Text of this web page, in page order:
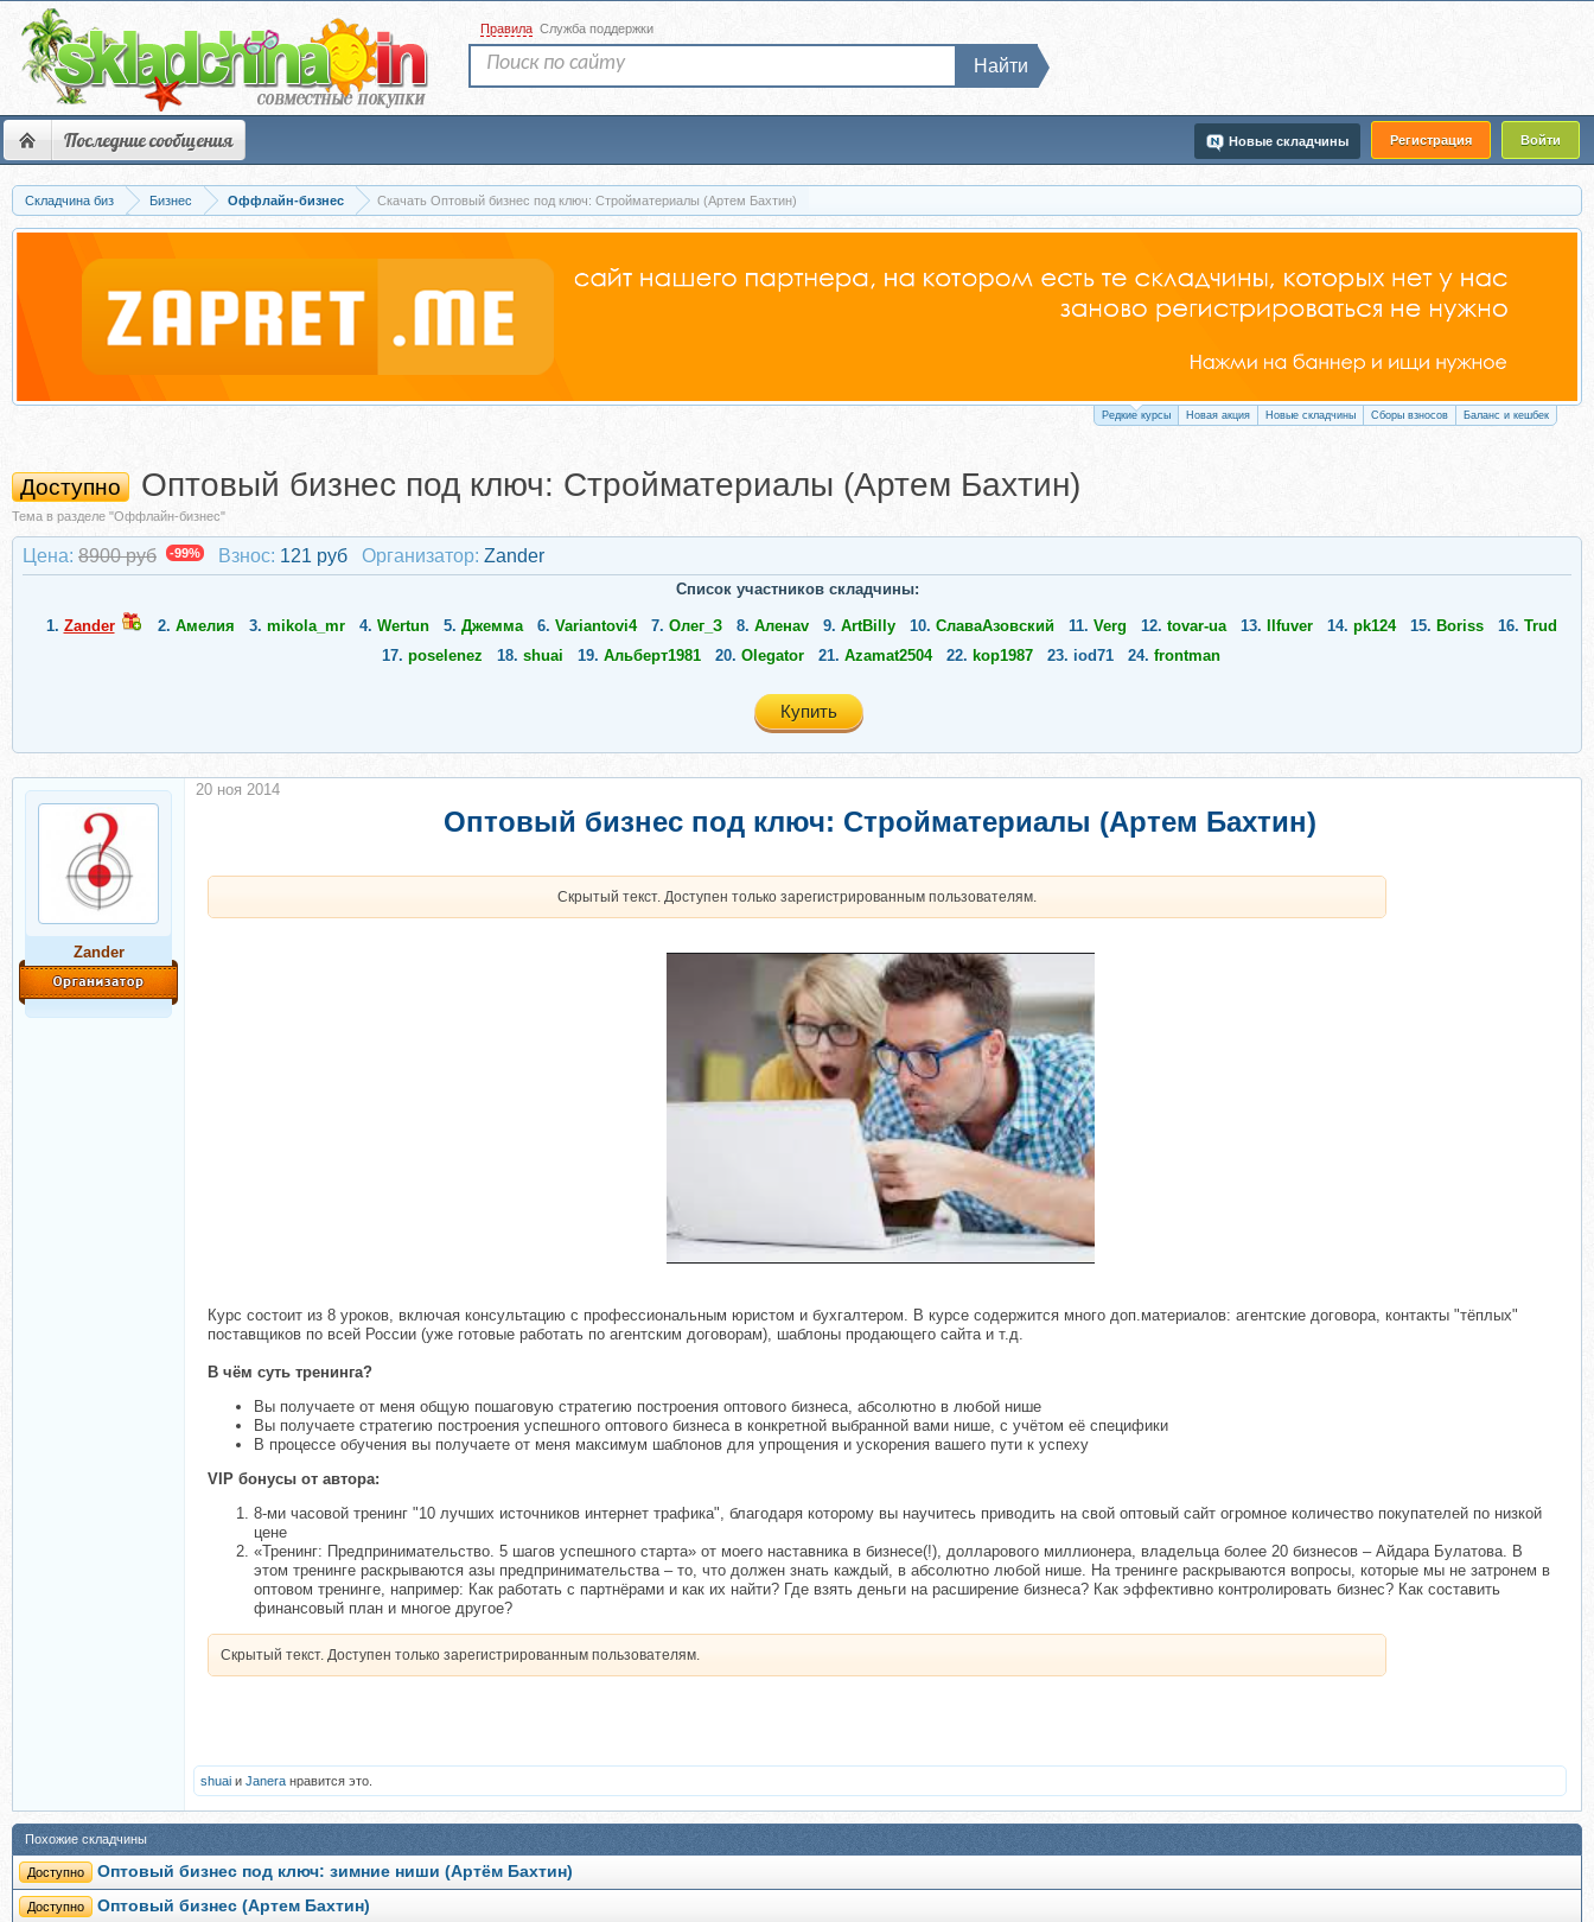
Последние сообщения Регистрация Войти
Новые складчины
Правила Служба поддержки
Найти
Складчина биз Бизнес Оффлайн-бизнес Скачать Оптовый бизнес под ключ: Стройматериалы (Артем Бахтин)
Редкие курсы Новая акция Новые складчины Сборы взносов Баланс и кешбек
Доступно Оптовый бизнес под ключ: Стройматериалы (Артем Бахтин)
Тема в разделе "Оффлайн-бизнес"
Цена: 8900 руб -99% Взнос: 121 руб Организатор: Zander
Список участников складчины:
1. Zander 2. Амелия 3. mikola_mr 4. Wertun 5. Джемма 6. Variantovi4 7. Олег_З 8. Аленаv 9. ArtBilly 10. СлаваАзовский 11. Verg 12. tovar-ua 13. Ilfuver 14. pk124 15. Boriss 16. Trud
17. poselenez 18. shuai 19. Альберт1981 20. Olegator 21. Azamat2504 22. kop1987 23. iod71 24. frontman
Купить
Zander
Оптовый бизнес под ключ: Стройматериалы (Артем Бахтин)
Скрытый текст. Доступен только зарегистрированным пользователям.
Курс состоит из 8 уроков, включая консультацию с профессиональным юристом и бухгалтером. В курсе содержится много доп.материалов: агентские договора, контакты "тёплых"
поставщиков по всей России (уже готовые работать по агентским договорам), шаблоны продающего сайта и т.д.
В чём суть тренинга?
Вы получаете от меня общую пошаговую стратегию построения оптового бизнеса, абсолютно в любой нише
Вы получаете стратегию построения успешного оптового бизнеса в конкретной выбранной вами нише, с учётом её специфики
В процессе обучения вы получаете от меня максимум шаблонов для упрощения и ускорения вашего пути к успеху
VIP бонусы от автора:
8-ми часовой тренинг "10 лучших источников интернет трафика", благодаря которому вы научитесь приводить на свой оптовый сайт огромное количество покупателей по низкой
цене
«Тренинг: Предпринимательство. 5 шагов успешного старта» от моего наставника в бизнесе(!), долларового миллионера, владельца более 20 бизнесов – Айдара Булатова. В
этом тренинге раскрываются азы предпринимательства – то, что должен знать каждый, в абсолютно любой нише. На тренинге раскрываются вопросы, которые мы не затронем в
оптовом тренинге, например: Как работать с партнёрами и как их найти? Где взять деньги на расширение бизнеса? Как эффективно контролировать бизнес? Как составить
финансовый план и многое другое?
Скрытый текст. Доступен только зарегистрированным пользователям.
20 ноя 2014
shuai и Janera нравится это.
Похожие складчины
Доступно Оптовый бизнес под ключ: зимние ниши (Артём Бахтин)
Доступно Оптовый бизнес (Артем Бахтин)